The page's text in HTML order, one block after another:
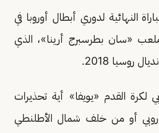
النهائية لدوري أبطال أوروبا في
ملعب «سان بطرسبرج أرينا»، الذي
روسيا 2018.
لكرة القدم «يويفا» أية تحذيرات
أو من خلف شمال الأطلنطي